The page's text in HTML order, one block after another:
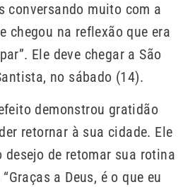
conversando muito com a
chegou na reflexão que era
Ele deve chegar a São
no sábado (14).
demonstrou gratidão
retornar à sua cidade. Ele
de retomar sua rotina
a Deus, é o que eu